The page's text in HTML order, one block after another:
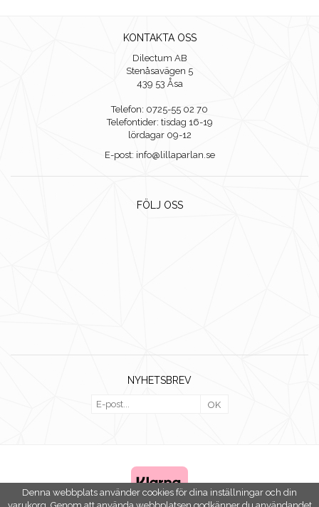
KONTAKTA OSS
Dilectum AB
Stenåsavägen 5
439 53 Åsa
Telefon: 0725-55 02 70
Telefontider: tisdag 16-19
lördagar 09-12
E-post: info@lillaparlan.se
FÖLJ OSS
NYHETSBREV
OK
Denna webbplats använder cookies för dina inställningar och din